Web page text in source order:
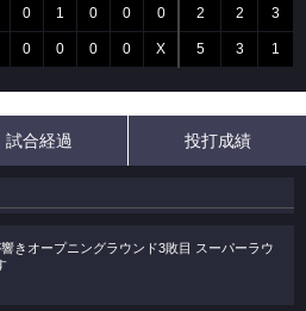
0 1 0 0 0 2 2 3
0 0 0 0 X 5 3 1
試合経過 投打成績
きオープニングラウンド3敗目 スーパーラウ